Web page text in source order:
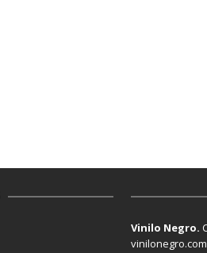
Vinilo Negro.
vinilonegro.com